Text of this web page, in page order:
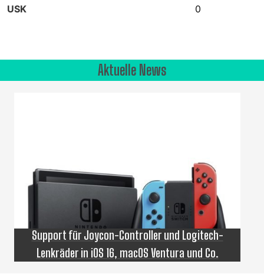
USK 0
Aktuelle News
Support für Joycon-Controller und Logitech-
Lenkräder in iOS 16, macOS Ventura und Co.